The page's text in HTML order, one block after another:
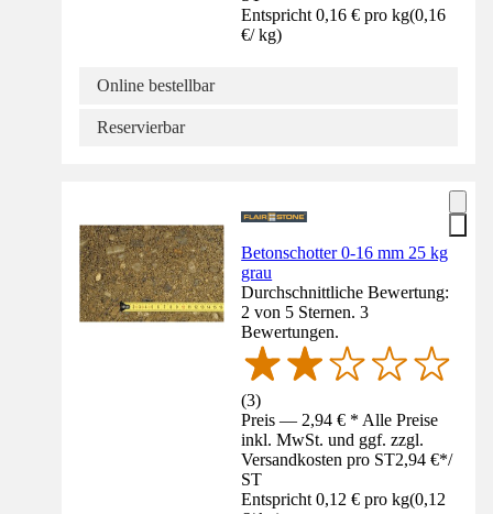
Entspricht 0,16 € pro kg(0,16
€/ kg)
Online bestellbar
Reservierbar
Betonschotter 0-16 mm 25 kg
grau
Durchschnittliche Bewertung:
2 von 5 Sternen. 3
Bewertungen.
(3)
Preis — 2,94 € * Alle Preise
inkl. MwSt. und ggf. zzgl.
Versandkosten pro ST2,94 €*/
ST
Entspricht 0,12 € pro kg(0,12